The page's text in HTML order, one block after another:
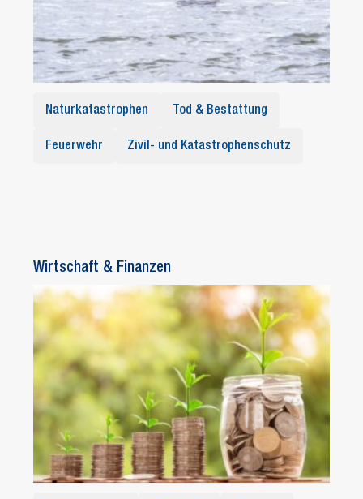
Naturkatastrophen Tod & Bestattung
Feuerwehr Zivil- und Katastrophenschutz
Wirtschaft & Finanzen